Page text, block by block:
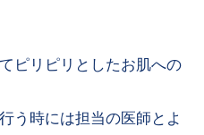
ピリピリとしたお肌への
う時には担当の医師とよ